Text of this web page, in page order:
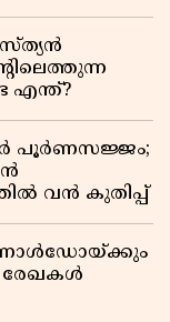
എന്ത്?
പൂർണസജ്ജം;
വൻ കുതിപ്പ്
രേഖകൾ